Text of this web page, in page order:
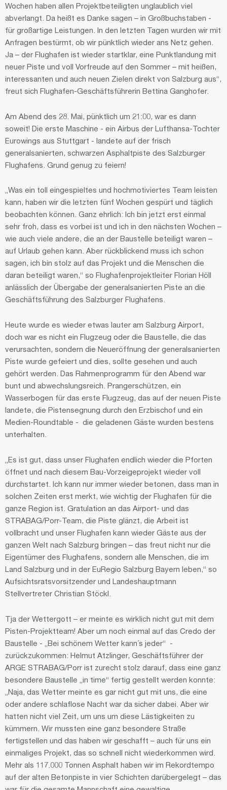
Wochen haben allen Projektbeteiligten unglaublich viel
abverlangt. Da heißt es Danke sagen – in Großbuchstaben -
für großartige Leistungen. In den letzten Tagen wurden wir mit
Anfragen bestürmt, ob wir pünktlich wieder ans Netz gehen.
Ja – der Flughafen ist wieder startklar, eine Punktlandung mit
neuer Piste und voll Vorfreude auf den Sommer – mit heißen,
interessanten und auch neuen Zielen direkt von Salzburg aus“,
freut sich Flughafen-Geschäftsführerin Bettina Ganghofer.
Am Abend des 28. Mai, pünktlich um 21:00, war es dann
soweit! Die erste Maschine - ein Airbus der Lufthansa-Tochter
Eurowings aus Stuttgart - landete auf der frisch
generalsanierten, schwarzen Asphaltpiste des Salzburger
Flughafens. Grund genug zu feiern!
„Was ein toll eingespieltes und hochmotiviertes Team leisten
kann, haben wir die letzten fünf Wochen gespürt und täglich
beobachten können. Ganz ehrlich: Ich bin jetzt erst einmal
sehr froh, dass es vorbei ist und ich in den nächsten Wochen –
wie auch viele andere, die an der Baustelle beteiligt waren –
auf Urlaub gehen kann. Aber rückblickend muss ich schon
sagen, ich bin stolz auf das Projekt und die Menschen die
daran beteiligt waren,“ so Flughafenprojektleiter Florian Höll
anlässlich der Übergabe der generalsanierten Piste an die
Geschäftsführung des Salzburger Flughafens.
Heute wurde es wieder etwas lauter am Salzburg Airport,
doch war es nicht ein Flugzeug oder die Baustelle, die das
verursachten, sondern die Neueröffnung der generalsanierten
Piste wurde gefeiert und dies, sollte gesehen und auch
gehört werden. Das Rahmenprogramm für den Abend war
bunt und abwechslungsreich. Prangerschützen, ein
Wasserbogen für das erste Flugzeug, das auf der neuen Piste
landete, die Pistensegnung durch den Erzbischof und ein
Medien-Roundtable - die geladenen Gäste wurden bestens
unterhalten.
„Es ist gut, dass unser Flughafen endlich wieder die Pforten
öffnet und nach diesem Bau-Vorzeigeprojekt wieder voll
durchstartet. Ich kann nur immer wieder betonen, dass man in
solchen Zeiten erst merkt, wie wichtig der Flughafen für die
ganze Region ist. Gratulation an das Airport- und das
STRABAG/Porr-Team, die Piste glänzt, die Arbeit ist
vollbracht und unser Flughafen kann wieder Gäste aus der
ganzen Welt nach Salzburg bringen – das freut nicht nur die
Eigentümer des Flughafens, sondern alle Menschen, die im
Land Salzburg und in der EuRegio Salzburg Bayern leben,“ so
Aufsichtsratsvorsitzender und Landeshauptmann
Stellvertreter Christian Stöckl.
Tja der Wettergott – er meinte es wirklich nicht gut mit dem
Pisten-Projektteam! Aber um noch einmal auf das Credo der
Baustelle - „Bei schönem Wetter kann´s jeder“ -
zurückzukommen: Helmut Atzlinger, Geschäftsführer der
ARGE STRABAG/Porr ist zurecht stolz darauf, dass eine ganz
besondere Baustelle „in time“ fertig gestellt werden konnte:
„Naja, das Wetter meinte es gar nicht gut mit uns, die eine
oder andere schlaflose Nacht war da sicher dabei. Aber wir
hatten nicht viel Zeit, um uns um diese Lästigkeiten zu
kümmern. Wir mussten eine ganz besondere Straße
fertigstellen und das haben wir geschafft – auch für uns ein
einmaliges Projekt, das so schnell nicht wiederkommen wird.
Mehr als 117.000 Tonnen Asphalt haben wir im Rekordtempo
auf der alten Betonpiste in vier Schichten darübergelegt – das